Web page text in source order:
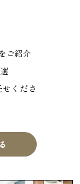
ご紹介
くださ